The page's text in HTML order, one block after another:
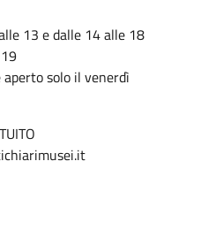
13 e dalle 14 alle 18
solo il venerdì